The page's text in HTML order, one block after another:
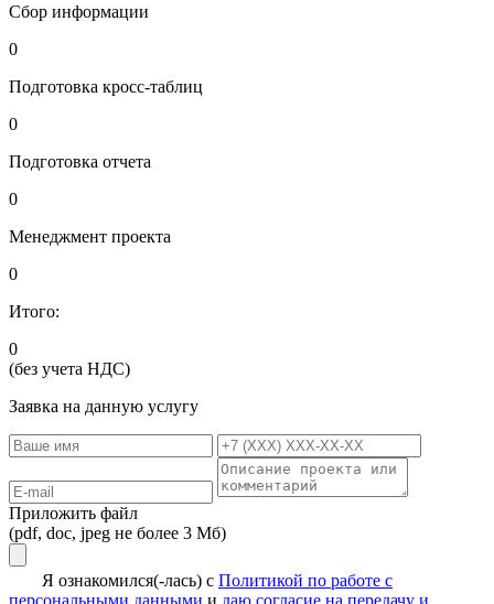
Сбор информации
0
Подготовка кросс-таблиц
0
Подготовка отчета
0
Менеджмент проекта
0
Итого:
0
(без учета НДС)
Заявка на данную услугу
Приложить файл
(pdf, doc, jpeg не более 3 Мб)
Я ознакомился(-лась) с Политикой по работе с
персональными данными и даю согласие на передачу и